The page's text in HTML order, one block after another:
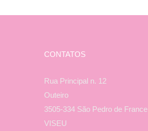
€8,00
CONTATOS
Rua Principal n. 12
Outeiro
3505-334 São Pedro de France
VISEU